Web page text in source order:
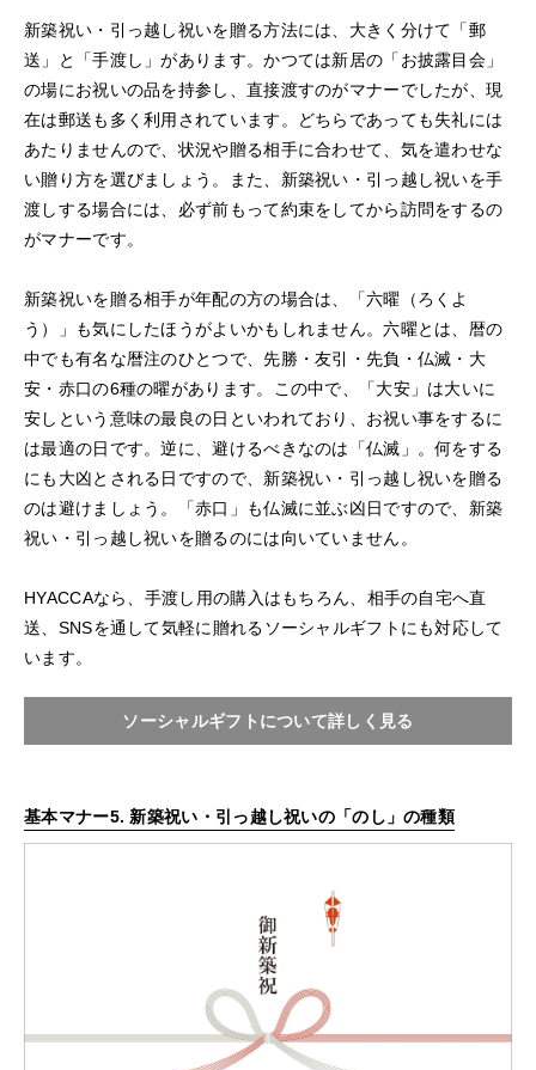
新築祝い・引っ越し祝いを贈る方法には、大きく分けて「郵
送」と「手渡し」があります。かつては新居の「お披露目会」
の場にお祝いの品を持参し、直接渡すのがマナーでしたが、現
在は郵送も多く利用されています。どちらであっても失礼には
あたりませんので、状況や贈る相手に合わせて、気を遣わせな
い贈り方を選びましょう。また、新築祝い・引っ越し祝いを手
渡しする場合には、必ず前もって約束をしてから訪問をするの
がマナーです。
新築祝いを贈る相手が年配の方の場合は、「六曜（ろくよ
う）」も気にしたほうがよいかもしれません。六曜とは、暦の
中でも有名な暦注のひとつで、先勝・友引・先負・仏滅・大
安・赤口の6種の曜があります。この中で、「大安」は大いに
安しという意味の最良の日といわれており、お祝い事をするに
は最適の日です。逆に、避けるべきなのは「仏滅」。何をする
にも大凶とされる日ですので、新築祝い・引っ越し祝いを贈る
のは避けましょう。「赤口」も仏滅に並ぶ凶日ですので、新築
祝い・引っ越し祝いを贈るのには向いていません。
HYACCAなら、手渡し用の購入はもちろん、相手の自宅へ直
送、SNSを通して気軽に贈れるソーシャルギフトにも対応して
います。
ソーシャルギフトについて詳しく見る
基本マナー5. 新築祝い・引っ越し祝いの「のし」の種類